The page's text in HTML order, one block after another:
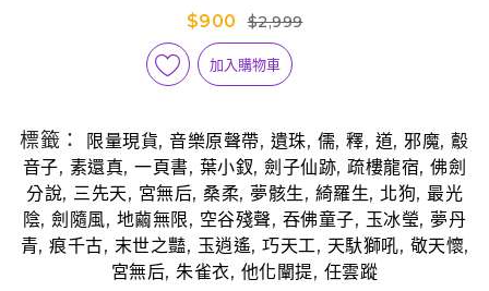
$900
$2,999
加入購物車
標籤： 限量現貨,音樂原聲帶, 遺珠, 儒,釋, 道,邪魔,鷇
音子, 素還真,一頁書, 葉小釵,劍子仙跡,疏樓龍宿,佛劍
分說, 三先天, 宮無后, 桑柔, 夢骸生, 綺羅生, 北狗, 最光
陰,劍隨風, 地繭無限, 空谷殘聲, 吞佛童子, 玉冰瑩, 夢丹
青, 痕千古, 末世之豔, 玉逍遙, 巧天工, 天馱獅吼, 敬天懷,
宮無后,朱雀衣, 他化闡提, 任雲蹤